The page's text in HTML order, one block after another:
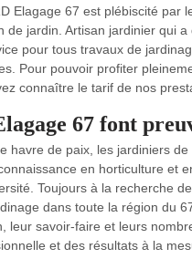
Elagage 67 est plébiscité par
de jardin. Artisan jardinier qui
pour tous travaux de
Pour pouvoir profiter
connaître le tarif de nos
67 font
havre de paix, les jardiniers
en horticulture et
Toujours à la recherche
dans toute la région du
leur savoir-faire et leurs
et des résultats à la